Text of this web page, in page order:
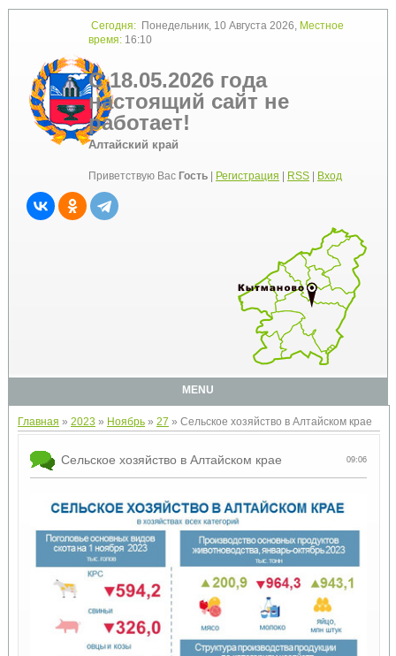
Сегодня:Понедельник, 10 Августа 2026, Местное
время:16:10
С 18.05.2026 года
настоящий сайт не
работает!
Алтайский край
Приветствую Вас Гость| Регистрация RSS| Вход
MENU
Главная » 2023 » Ноябрь » 27 » Сельское хозяйство в Алтайском крае
09:06
Сельское хозяйство в Алтайском крае